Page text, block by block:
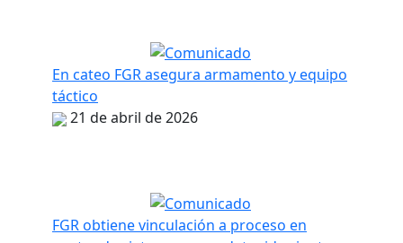
En cateo FGR asegura armamento y equipo
táctico
21 de abril de 2026
FGR obtiene vinculación a proceso en